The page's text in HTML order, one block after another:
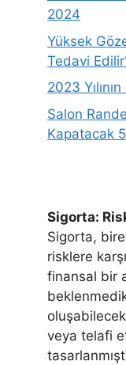
2024
Yüksek
Tedavi
2023
Salon
Kapatacak
Sigorta:
Sigorta,
risklere
finansal bir
veya telafi